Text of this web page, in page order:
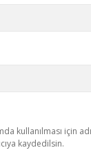
kullanılması için
kaydedilsin.